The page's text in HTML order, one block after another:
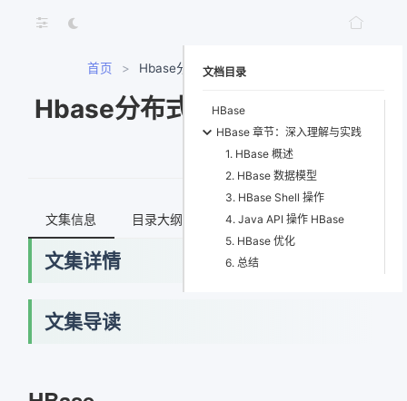
首页 > Hbase分布式数据库入门与实战
Hbase分布式数据库入门与实
文集信息 目录大纲 最新文档 知识宇宙
文集详情
文集导读
文档目录
HBase
HBase 章节：深入理解与实践
1. HBase 概述
2. HBase 数据模型
3. HBase Shell 操作
4. Java API 操作 HBase
5. HBase 优化
6. 总结